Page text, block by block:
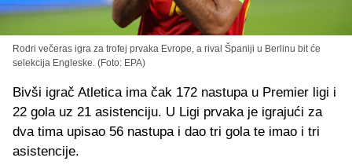
Rodri večeras igra za trofej prvaka Evrope, a rival Španiji u Berlinu bit će
selekcija Engleske. (Foto: EPA)
Bivši igrač Atletica ima čak 172 nastupa u Premier ligi i
22 gola uz 21 asistenciju. U Ligi prvaka je igrajući za
dva tima upisao 56 nastupa i dao tri gola te imao i tri
asistencije.